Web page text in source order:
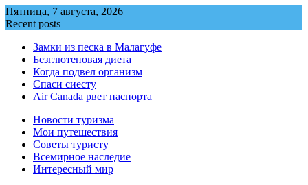
Перейти
к
Пятница, 7 августа, 2026
Recent posts
Замки из песка в Малагуфе
Безглютеновая диета
Когда подвел организм
Спаси сиесту
Air Canada рвет паспорта
Новости туризма
Мои путешествия
Советы туристу
Всемирное наследие
Интересный мир